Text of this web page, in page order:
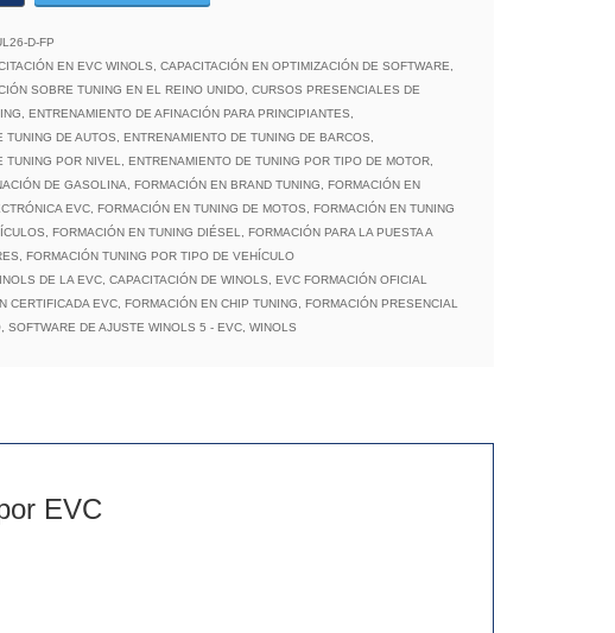
D-FP
EN EVC WINOLS CAPACITACIÓN EN OPTIMIZACIÓN DE SOFTWARE
SOBRE TUNING EN EL REINO UNIDO, CURSOS PRESENCIALES DE
ENTRENAMIENTO DE AFINACIÓN PARA PRINCIPIANTES
TUNING DE AUTOS
ENTRENAMIENTO DE TUNING DE BARCOS
TUNING POR NIVEL
ENTRENAMIENTO DE TUNING POR TIPO DE MOTOR,
DE GASOLINA
FORMACIÓN EN BRAND TUNING
FORMACIÓN EN
EVC, FORMACIÓN EN TUNING DE MOTOS
FORMACIÓN EN TUNING
FORMACIÓN EN TUNING DIÉSEL
FORMACIÓN PARA LA PUESTA A
FORMACIÓN TUNING POR TIPO DE VEHÍCULO
DE LA EVC, CAPACITACIÓN DE WINOLS
EVC FORMACIÓN OFICIAL
CERTIFICADA EVC, FORMACIÓN EN CHIP TUNING
FORMACIÓN PRESENCIAL
, SOFTWARE DE AJUSTE WINOLS 5 - EVC, WINOLS
EVC